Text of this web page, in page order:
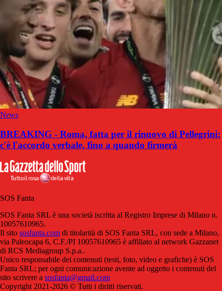
News
BREAKING - Roma, fatta per il rinnovo di Pellegrini:
c'è l'accordo verbale, fino a quando firmerà
SOS Fanta
SOS Fanta SRL è una società iscritta al Registro Imprese di Milano n.
10057610965.
Il sito sosfanta.com di titolarità di SOS Fanta SRL, con sede a Milano,
via Paleocapa 6, C.F./PI 10057610965 è affiliato al network Gazzanet
di RCS Mediagroup S.p.a..
Unico responsabile dei contenuti (testi, foto, video e grafiche) è SOS
Fanta SRL; per ogni comunicazione avente ad oggetto i contenuti del
sito scrivere a sosfanta@gmail.com
Copyright 2021-2026 © Tutti i diritti riservati.